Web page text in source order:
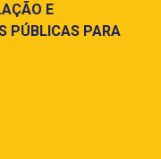
E
PÚBLICAS PARA